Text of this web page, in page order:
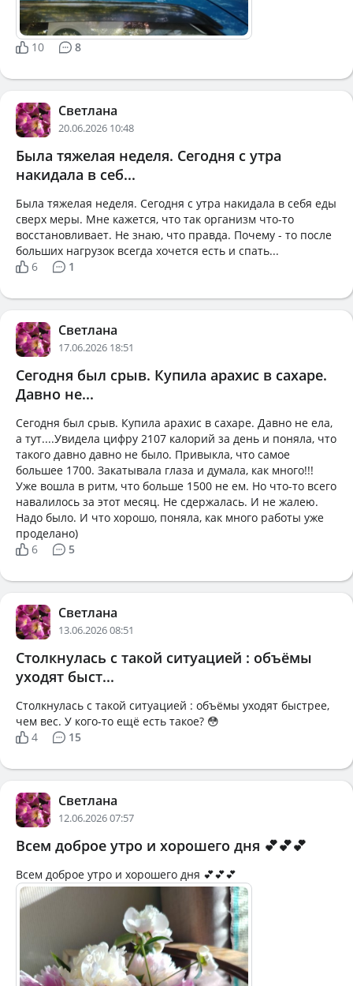
10 8
Светлана
20.06.2026 10:48
Была тяжелая неделя. Сегодня с утра
накидала в себ...
Была тяжелая неделя. Сегодня с утра накидала в себя еды
сверх меры. Мне кажется, что так организм что-то
восстановливает. Не знаю, что правда. Почему - то после
больших нагрузок всегда хочется есть и спать...
6
1
Светлана
17.06.2026 18:51
Сегодня был срыв. Купила арахис в сахаре.
Давно не...
Сегодня был срыв. Купила арахис в сахаре. Давно не ела,
а тут....Увидела цифру 2107 калорий за день и поняла, что
такого давно давно не было. Привыкла, что самое
большее 1700. Закатывала глаза и думала, как много!!!
Уже вошла в ритм, что больше 1500 не ем. Но что-то всего
навалилось за этот месяц. Не сдержалась. И не жалею.
Надо было. И что хорошо, поняла, как много работы уже
проделано)
6
5
Светлана
13.06.2026 08:51
Столкнулась с такой ситуацией : объёмы
уходят быст...
Столкнулась с такой ситуацией : объёмы уходят быстрее,
чем вес. У кого-то ещё есть такое? 😳
4
15
Светлана
12.06.2026 07:57
Всем доброе утро и хорошего дня 💕💕💕
Всем доброе утро и хорошего дня 💕💕💕